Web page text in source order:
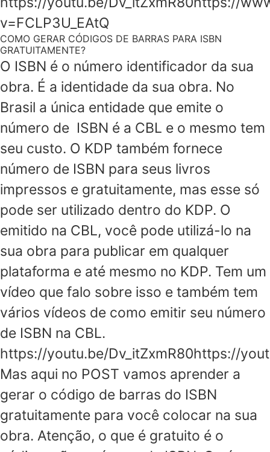
v=FCLP3U_EAtQ
COMO GERAR CÓDIGOS DE BARRAS PARA ISBN
GRATUITAMENTE?
O ISBN é o número identificador da sua
obra. É a identidade da sua obra. No
Brasil a única entidade que emite o
número de ISBN é a CBL e o mesmo tem
seu custo. O KDP também fornece
número de ISBN para seus livros
impressos e gratuitamente, mas esse só
pode ser utilizado dentro do KDP. O
emitido na CBL, você pode utilizá-lo na
sua obra para publicar em qualquer
plataforma e até mesmo no KDP. Tem um
vídeo que falo sobre isso e também tem
vários vídeos de como emitir seu número
de ISBN na CBL.
https://youtu.be/Dv_itZxmR80https://
Mas aqui no POST vamos aprender a
gerar o código de barras do ISBN
gratuitamente para você colocar na sua
obra. Atenção, o que é gratuito é o